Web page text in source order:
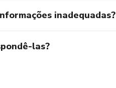
inadequadas?
las?